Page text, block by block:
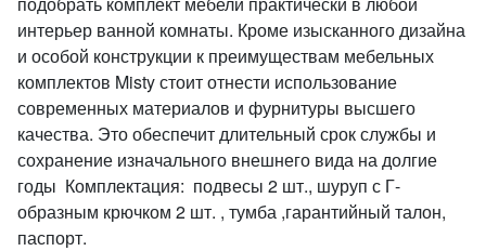
интерьер ванной комнаты. Кроме изысканного дизайна
и особой конструкции к преимуществам мебельных
комплектов Misty стоит отнести использование
современных материалов и фурнитуры высшего
качества. Это обеспечит длительный срок службы и
сохранение изначального внешнего вида на долгие
годы Комплектация: подвесы 2 шт., шуруп с Г-
образным крючком 2 шт. , тумба ,гарантийный талон,
паспорт.